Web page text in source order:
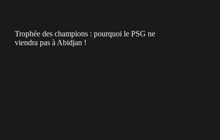
Trophée des champions : pourquoi le PSG ne
viendra pas à Abidjan !